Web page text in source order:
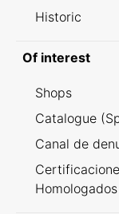
Historic
Of interest
Shops
Catalogue
Canal de
Homologados